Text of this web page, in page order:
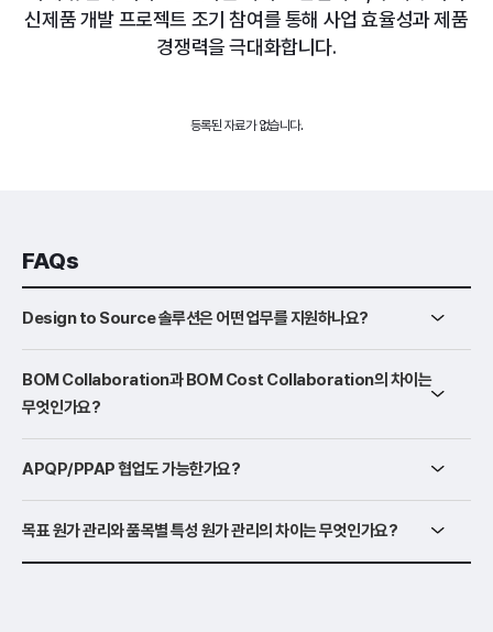
신제품 개발 프로젝트 조기 참여를 통해 사업 효율성과 제품
경쟁력을 극대화합니다.
등록된 자료가 없습니다.
FAQs
Design to Source 솔루션은 어떤 업무를 지원하나요?
BOM Collaboration과 BOM Cost Collaboration의 차이는
무엇인가요?
APQP/PPAP 협업도 가능한가요?
목표 원가 관리와 품목별 특성 원가 관리의 차이는 무엇인가요?